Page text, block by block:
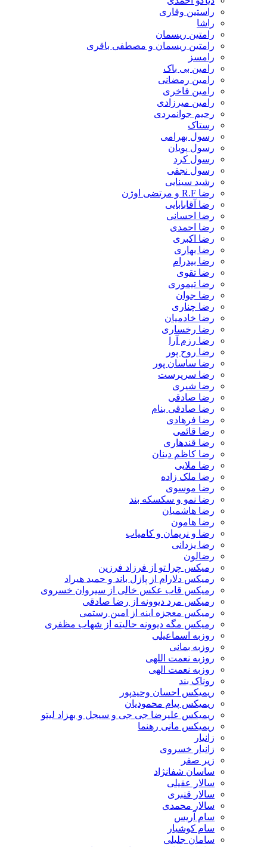
راستین وقاری
راشا
رامتین ریسمان
رامتین ریسمان و مصطفی باقری
رامسز
رامین بی باک
رامین رمضانی
رامین فاخری
رامین میرزادی
رحیم جوانمردی
رستاک
رسول بهرامی
رسول پویان
رسول کرد
رسول نجفی
رشید سینایی
رضا R.F و مرتضی اوژن
رضا آقابابایی
رضا احسانی
رضا احمدی
رضا اکبری
رضا بهاری
رضا بیدرام
رضا تقوی
رضا تیموری
رضا جوان
رضا چناری
رضا خادمیان
رضا رخساری
رضا رزم آرا
رضا روح پور
رضا ساسان پور
رضا سرپرست
رضا شیری
رضا صادقی
رضا صادقی بنام
رضا فرهادی
رضا قائمی
رضا قندهاری
رضا کاظم دینان
رضا ملایی
رضا ملک زاده
رضا موسوی
رضا نمو و سکسکه بند
رضا هاشمیان
رضا هامون
رضا و نریمان و کامیاب
رضا یزدانی
رضالون
رمیکس چرا تو از فرزاد فرزین
رمیکس دلارام از پازل باند و حمید هیراد
رمیکس قاب عکس خالی از سیروان خسروی
رمیکس مرد دیوونه از رضا صادقی
رمیکس معجزه اینه از امین رستمی
رمیکس مگه دیوونه حالیته از شهاب مظفری
روزبه اسماعیلی
روزبه بمانی
روزبه نعمت اللهی
روزبه نعمت الهی
روناک بند
ریمیکس احسان وحیدپور
ریمیکس پیام محمودیان
ریمیکس علیرضا جی جی و سیجل و بهزاد لیتو
ریمیکس مانی رهنما
زانیار
زانیار خسروی
زیر صفر
ساسان شفانژاد
سالار عقیلی
سالار قنبری
سالار محمدی
سام آریس
سام کوشیار
سامان جلیلی